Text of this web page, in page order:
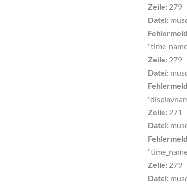
Zeile: 279
Datei:
Zeile: 279
Datei:
Zeile: 271
Datei:
Zeile: 279
Datei: